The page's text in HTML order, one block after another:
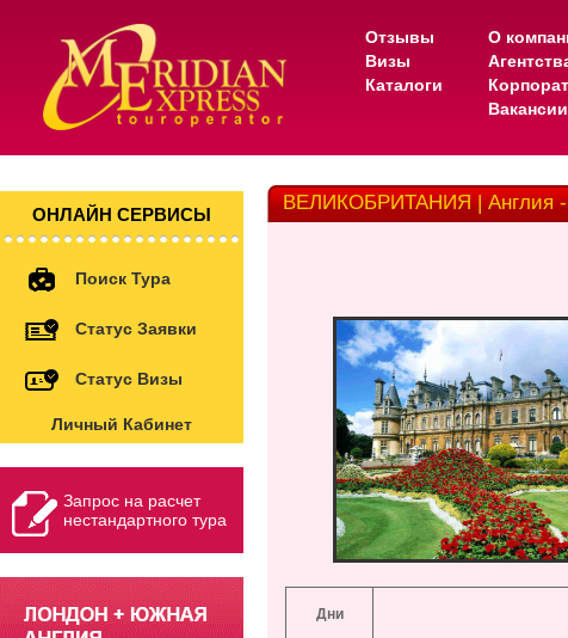
Отзывы
Визы
Каталоги
О
Вакансии
ОНЛАЙН СЕРВИСЫ
Поиск Тура
Статус Заявки
Статус Визы
Личный Кабинет
Запрос на расчет
нестандартного тура
ВЕЛИКОБРИТАНИЯ | Англия -
Дни